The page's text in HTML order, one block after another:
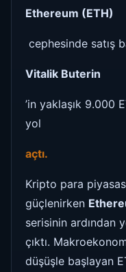
Ethereum (ETH)
cephesinde satış
Vitalik Buterin
’in yaklaşık 9.000
yol
açtı.
Kripto para
güçlenirken
serisinin ardından
çıktı.
düşüşle başlayan